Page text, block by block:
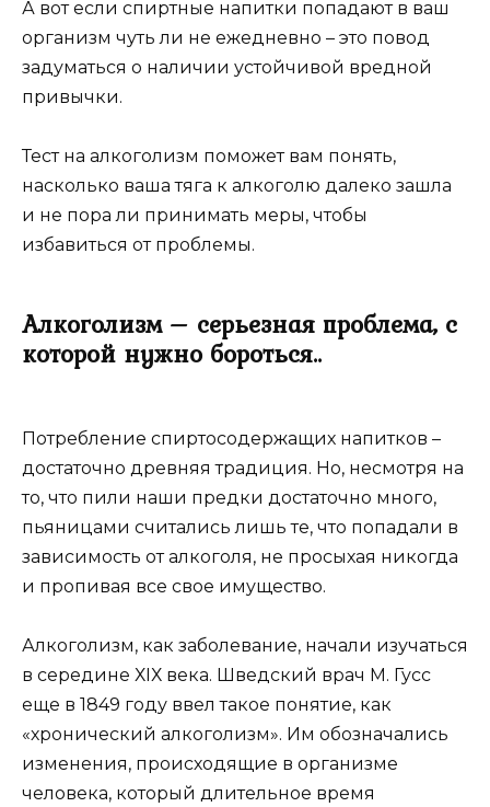
А вот если спиртные напитки попадают в ваш
организм чуть ли не ежедневно – это повод
задуматься о наличии устойчивой вредной
привычки.
Тест на алкоголизм поможет вам понять,
насколько ваша тяга к алкоголю далеко зашла
и не пора ли принимать меры, чтобы
избавиться от проблемы.
Алкоголизм – серьезная проблема, с
которой нужно бороться..
Потребление спиртосодержащих напитков –
достаточно древняя традиция. Но, несмотря на
то, что пили наши предки достаточно много,
пьяницами считались лишь те, что попадали в
зависимость от алкоголя, не просыхая никогда
и пропивая все свое имущество.
Алкоголизм, как заболевание, начали изучаться
в середине ХІХ века. Шведский врач М. Гусс
еще в 1849 году ввел такое понятие, как
«хронический алкоголизм». Им обозначались
изменения, происходящие в организме
человека, который длительное время